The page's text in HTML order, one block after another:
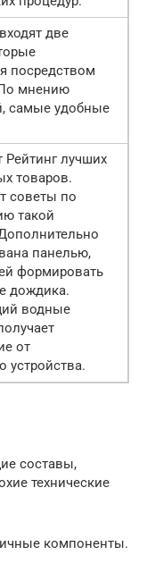
две
посредством
мнению
самые удобные
Рейтинг лучших
товаров.
советы по
такой
панелью,
формировать
дождика.
водные
от
устройства.
составы,
технические
компоненты.